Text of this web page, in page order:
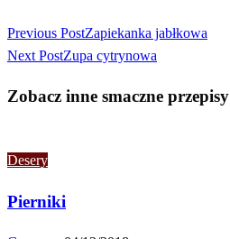
Previous PostZapiekanka jabłkowa
Next PostZupa cytrynowa
Zobacz inne smaczne przepisy
Desery
Pierniki